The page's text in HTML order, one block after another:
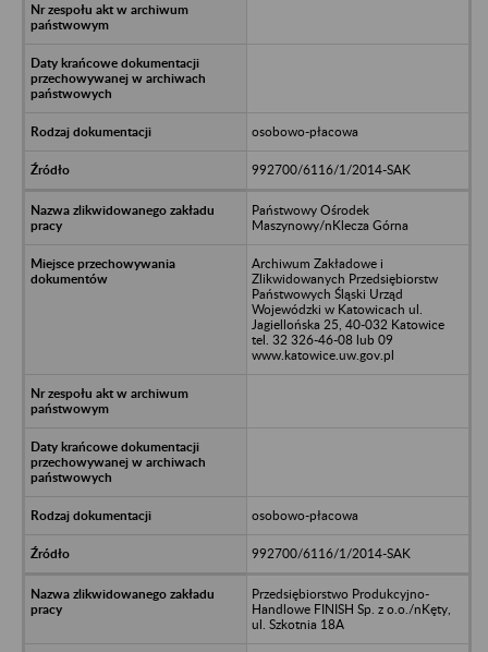
osobowo-płacowa
992700/6116/1/2014-SAK
Państwowy Ośrodek
Maszynowy/nKlecza Górna
Archiwum Zakładowe i
Zlikwidowanych Przedsiębiorstw
Państwowych Śląski Urząd
Wojewódzki w Katowicach ul.
Jagiellońska 25, 40-032 Katowice
tel. 32 326-46-08 lub 09
www.katowice.uw.gov.pl
osobowo-płacowa
992700/6116/1/2014-SAK
Przedsiębiorstwo Produkcyjno-
Handlowe FINISH Sp. z o.o./nKęty,
ul. Szkotnia 18A